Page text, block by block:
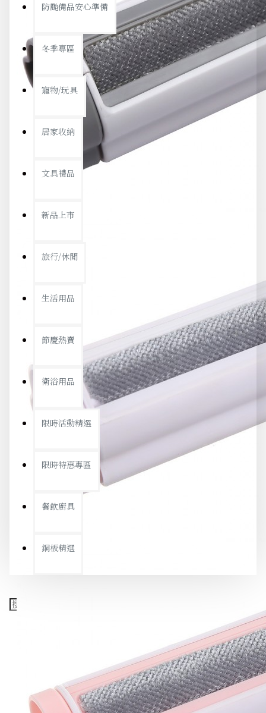
防颱備品安心準備
冬季專區
寵物/玩具
居家收納
文具禮品
新品上市
旅行/休閒
生活用品
節慶熱賣
衛浴用品
限時活動精選
限時特惠專區
餐飲廚具
銅板精選